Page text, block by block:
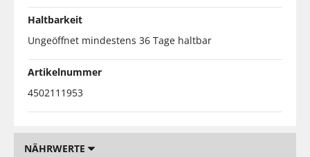
Haltbarkeit
Ungeöffnet mindestens 36 Tage haltbar
Artikelnummer
4502111953
NÄHRWERTE